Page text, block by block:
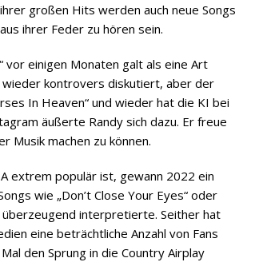
ihrer großen Hits werden auch neue Songs
aus ihrer Feder zu hören sein.
vor einigen Monaten galt als eine Art
kontrovers diskutiert, aber der
In Heaven“ und wieder hat die KI bei
äußerte Randy sich dazu. Er freue
Musik machen zu können.
extrem populär ist, gewann 2022 ein
wie „Don’t Close Your Eyes“ oder
interpretierte. Seither hat
eine beträchtliche Anzahl von Fans
den Sprung in die Country Airplay